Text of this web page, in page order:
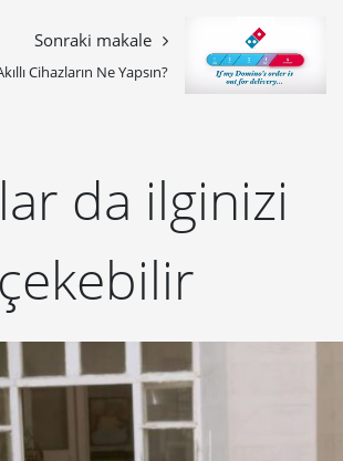
Sonraki makale
Cihazların Ne Yapsın?
da ilginizi
çekebilir